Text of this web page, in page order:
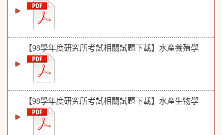
【98學年度研究所考試相關試題下載】水產養殖學
【98學年度研究所考試相關試題下載】水產生物學